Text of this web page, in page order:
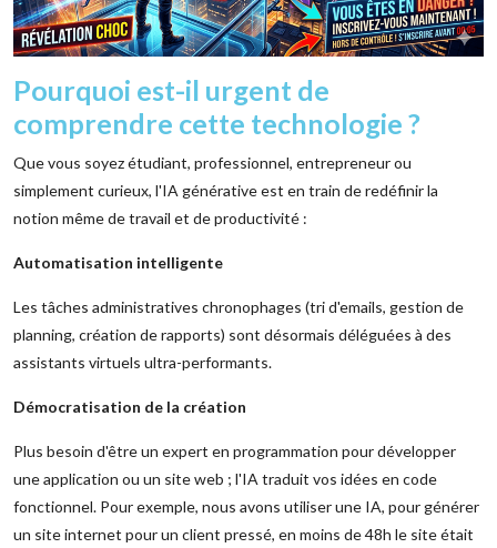
Pourquoi est-il urgent de
comprendre cette technologie ?
Que vous soyez étudiant, professionnel, entrepreneur ou
simplement curieux, l'IA générative est en train de redéfinir la
notion même de travail et de productivité :
Automatisation intelligente
Les tâches administratives chronophages (tri d'emails, gestion de
planning, création de rapports) sont désormais déléguées à des
assistants virtuels ultra-performants.
Démocratisation de la création
Plus besoin d'être un expert en programmation pour développer
une application ou un site web ; l'IA traduit vos idées en code
fonctionnel. Pour exemple, nous avons utiliser une IA, pour générer
un site internet pour un client pressé, en moins de 48h le site était